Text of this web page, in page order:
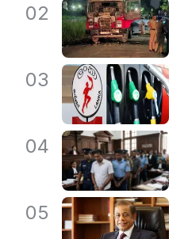
02
03
04
05